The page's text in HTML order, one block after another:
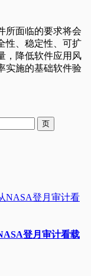
所面临的要求将会
性、稳定性、可扩
，降低软件应用风
实施的基础软件验
登月审计看载